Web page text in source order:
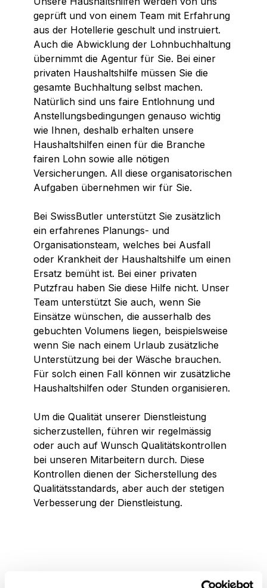
geprüft und von einem Team mit Erfahrung
aus der Hotellerie geschult und instruiert.
Auch die Abwicklung der Lohnbuchhaltung
übernimmt die Agentur für Sie. Bei einer
privaten Haushaltshilfe müssen Sie die
gesamte Buchhaltung selbst machen.
Natürlich sind uns faire Entlohnung und
Anstellungsbedingungen genauso wichtig
wie Ihnen, deshalb erhalten unsere
Haushaltshilfen einen für die Branche
fairen Lohn sowie alle nötigen
Versicherungen. All diese organisatorischen
Aufgaben übernehmen wir für Sie.
Bei SwissButler unterstützt Sie zusätzlich
ein erfahrenes Planungs- und
Organisationsteam, welches bei Ausfall
oder Krankheit der Haushaltshilfe um einen
Ersatz bemüht ist. Bei einer privaten
Putzfrau haben Sie diese Hilfe nicht. Unser
Team unterstützt Sie auch, wenn Sie
Einsätze wünschen, die ausserhalb des
gebuchten Volumens liegen, beispielsweise
wenn Sie nach einem Urlaub zusätzliche
Unterstützung bei der Wäsche brauchen.
Für solch einen Fall können wir zusätzliche
Haushaltshilfen oder Stunden organisieren.
Um die Qualität unserer Dienstleistung
sicherzustellen, führen wir regelmässig
oder auch auf Wunsch Qualitätskontrollen
bei unseren Mitarbeitern durch. Diese
Kontrollen dienen der Sicherstellung des
Qualitätsstandards, aber auch der stetigen
Verbesserung der Dienstleistung.